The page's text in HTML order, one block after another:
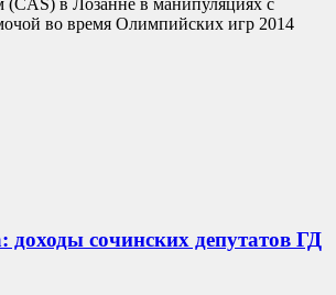
в Лозанне в манипуляциях с
во время Олимпийских игр 2014
доходы сочинских депутатов ГД